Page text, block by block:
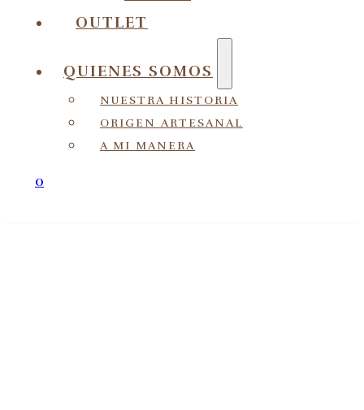
OUTLET
QUIENES SOMOS
NUESTRA HISTORIA
ORIGEN ARTESANAL
A MI MANERA
0